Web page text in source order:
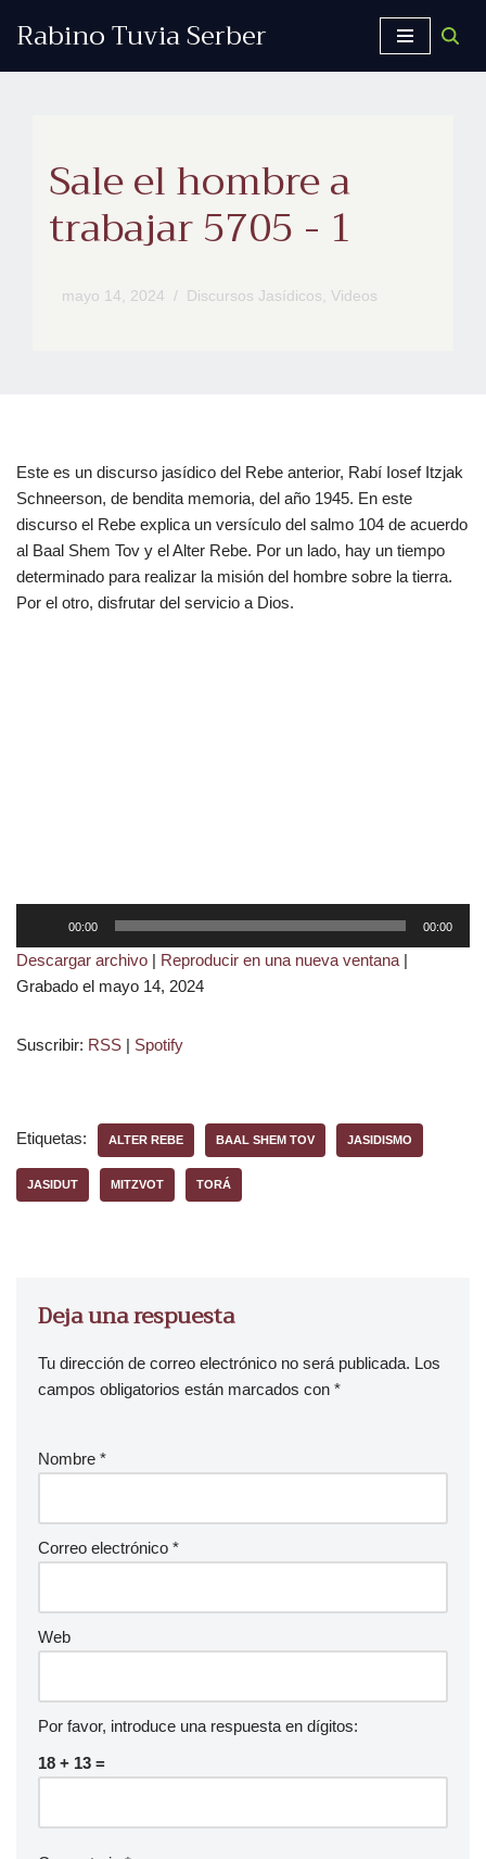
Rabino Tuvia Serber
Sale el hombre a
trabajar 5705 - 1
mayo 14, 2024 Discursos Jasídicos, Videos
Este es un discurso jasídico del Rebe anterior, Rabí Iosef Itzjak
Schneerson, de bendita memoria, del año 1945. En este
discurso el Rebe explica un versículo del salmo 104 de acuerdo
al Baal Shem Tov y el Alter Rebe. Por un lado, hay un tiempo
determinado para realizar la misión del hombre sobre la tierra.
Por el otro, disfrutar del servicio a Dios.
p
r
d
o
r
d
00:00 00:00
Descargar archivo | Reproducir en una nueva ventana |
Grabado el mayo 14, 2024
Suscribir: RSS | Spotify
Etiquetas: ALTER REBE BAAL SHEM TOV JASIDISMO
JASIDUT MITZVOT TORÁ
Deja una respuesta
Tu dirección de correo electrónico no será publicada. Los
campos obligatorios están marcados con *
Nombre *
Correo electrónico *
Web
Por favor, introduce una respuesta en dígitos:
18 + 13 =